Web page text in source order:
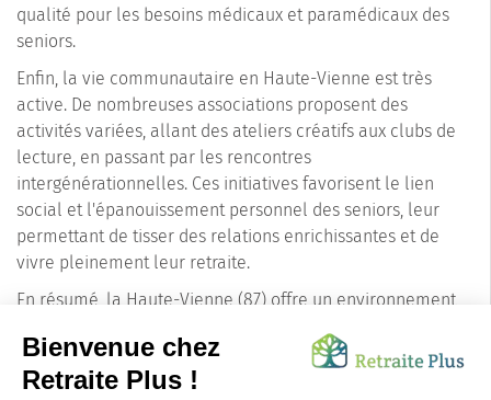
qualité pour les besoins médicaux et paramédicaux des
seniors.
Enfin, la vie communautaire en Haute-Vienne est très
active. De nombreuses associations proposent des
activités variées, allant des ateliers créatifs aux clubs de
lecture, en passant par les rencontres
intergénérationnelles. Ces initiatives favorisent le lien
social et l'épanouissement personnel des seniors, leur
permettant de tisser des relations enrichissantes et de
vivre pleinement leur retraite.
En résumé, la Haute-Vienne (87) offre un environnement
quiétude, de découvertes culturelles et de contacts
sociaux enrichissants. Avec ses paysages charmants, son